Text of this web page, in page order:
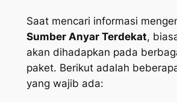
Saat mencari informasi
Sumber Anyar Terdekat,
akan dihadapkan pada
paket. Berikut adalah
yang wajib ada: